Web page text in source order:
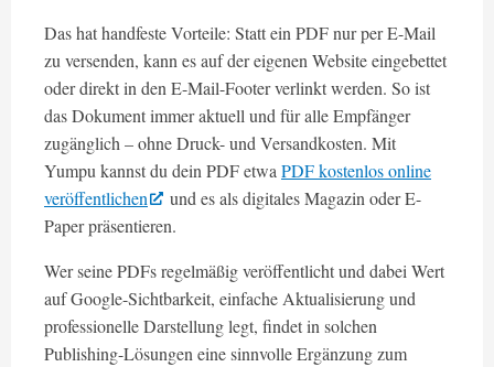
Das hat handfeste Vorteile: Statt ein PDF nur per E-Mail
zu versenden, kann es auf der eigenen Website eingebettet
oder direkt in den E-Mail-Footer verlinkt werden. So ist
das Dokument immer aktuell und für alle Empfänger
zugänglich – ohne Druck- und Versandkosten. Mit
Yumpu kannst du dein PDF etwa PDF kostenlos online
veröffentlichen
und es als digitales Magazin oder E-
Paper präsentieren.
Wer seine PDFs regelmäßig veröffentlicht und dabei Wert
auf Google-Sichtbarkeit, einfache Aktualisierung und
professionelle Darstellung legt, findet in solchen
Publishing-Lösungen eine sinnvolle Ergänzung zum